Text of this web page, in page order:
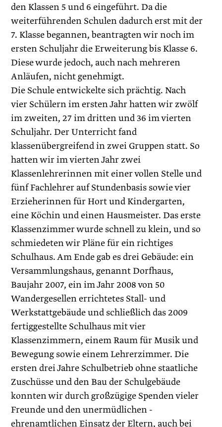
den Klassen 5 und 6 eingeführt. Da die
weiterführenden Schulen dadurch erst mit der
7. Klasse begannen, beantragten wir noch im
ersten Schuljahr die Erweiterung bis Klasse 6.
Diese wurde jedoch, auch nach mehreren
Anläufen, nicht genehmigt.
Die Schule entwickelte sich prächtig. Nach
vier Schülern im ersten Jahr hatten wir zwölf
im zweiten, 27 im dritten und 36 im vierten
Schuljahr. Der Unterricht fand
klassenübergreifend in zwei Gruppen statt. So
hatten wir im vierten Jahr zwei
Klassenlehrerinnen mit einer vollen Stelle und
fünf Fachlehrer auf Stundenbasis sowie vier
Erzieherinnen für Hort und Kindergarten,
eine Köchin und einen Hausmeister. Das erste
Klassenzimmer wurde schnell zu klein, und so
schmiedeten wir Pläne für ein richtiges
Schulhaus. Am Ende gab es drei Gebäude: ein
Versammlungshaus, genannt Dorfhaus,
Baujahr 2007, ein im Jahr 2008 von 50
Wandergesellen errichtetes Stall- und
Werkstattgebäude und schließlich das 2009
fertiggestellte Schulhaus mit vier
Klassenzimmern, einem Raum für Musik und
Bewegung sowie einem Lehrerzimmer. Die
ersten drei Jahre Schulbetrieb ohne ­staatliche
Zuschüsse und den Bau der Schulgebäude
konnten wir durch großzügige Spenden vieler
Freunde und den unermüdlichen ­
ehrenamtlichen Einsatz der Eltern, auch bei